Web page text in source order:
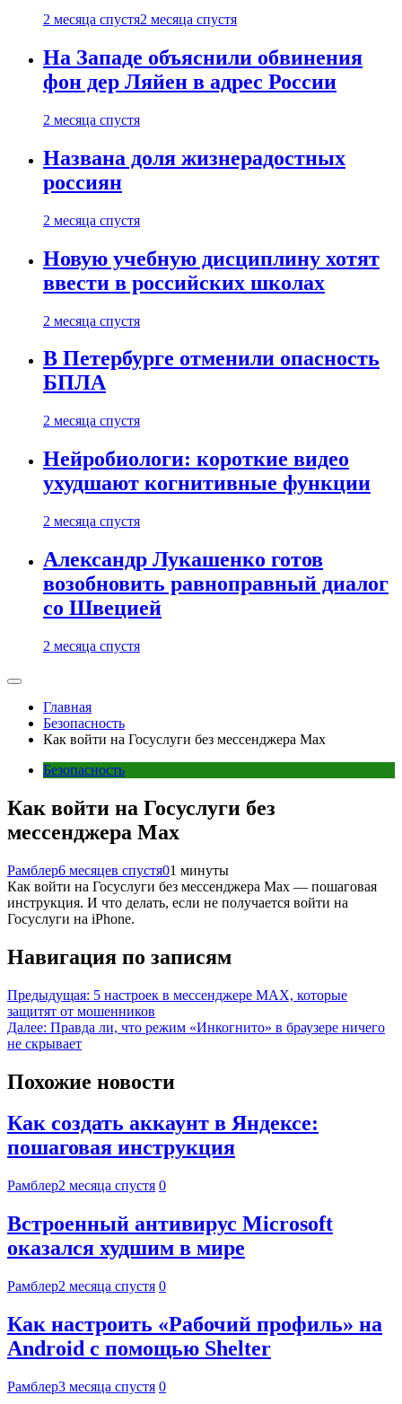
2 месяца спустя2 месяца спустя
На Западе объяснили обвинения
фон дер Ляйен в адрес России
2 месяца спустя
Названа доля жизнерадостных
россиян
2 месяца спустя
Новую учебную дисциплину хотят
ввести в российских школах
2 месяца спустя
В Петербурге отменили опасность
БПЛА
2 месяца спустя
Нейробиологи: короткие видео
ухудшают когнитивные функции
2 месяца спустя
Александр Лукашенко готов
возобновить равноправный диалог
со Швецией
2 месяца спустя
Главная
Безопасность
Как войти на Госуслуги без мессенджера Max
Безопасность
Как войти на Госуслуги без
мессенджера Max
Рамблер6 месяцев спустя01 минуты
Как войти на Госуслуги без мессенджера Max — пошаговая
инструкция. И что делать, если не получается войти на
Госуслуги на iPhone.
Навигация по записям
Предыдущая: 5 настроек в мессенджере MAX, которые
защитят от мошенников
Далее: Правда ли, что режим «Инкогнито» в браузере ничего
не скрывает
Похожие новости
Как создать аккаунт в Яндексе:
пошаговая инструкция
Рамблер2 месяца спустя 0
Встроенный антивирус Microsoft
оказался худшим в мире
Рамблер2 месяца спустя 0
Как настроить «Рабочий профиль» на
Android с помощью Shelter
Рамблер3 месяца спустя 0